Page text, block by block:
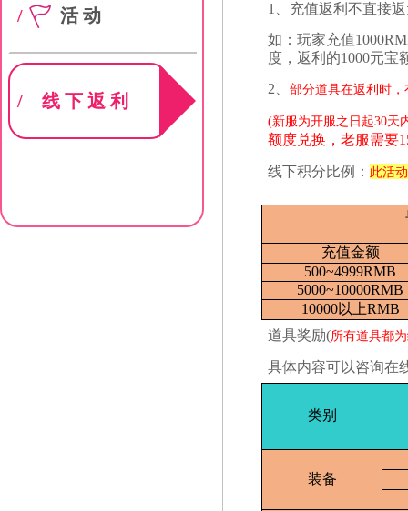
活动
/
线下返利
/
1、充值返利不直接
如：玩家充值
度，返利的1000元宝
2、部分道具在返利时
(新服为开服之日起30天
额度兑换，老服需要
线下积分比例： 此活
充值金额
500~4999RMB
5000~10000RMB
10000以上RMB
道具奖励(所有道具都
具体内容可以咨询在
类别
装备